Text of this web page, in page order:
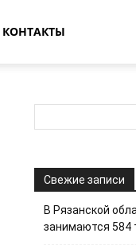
КОНТАКТЫ
Свежие записи
В Рязанской
занимаются 584